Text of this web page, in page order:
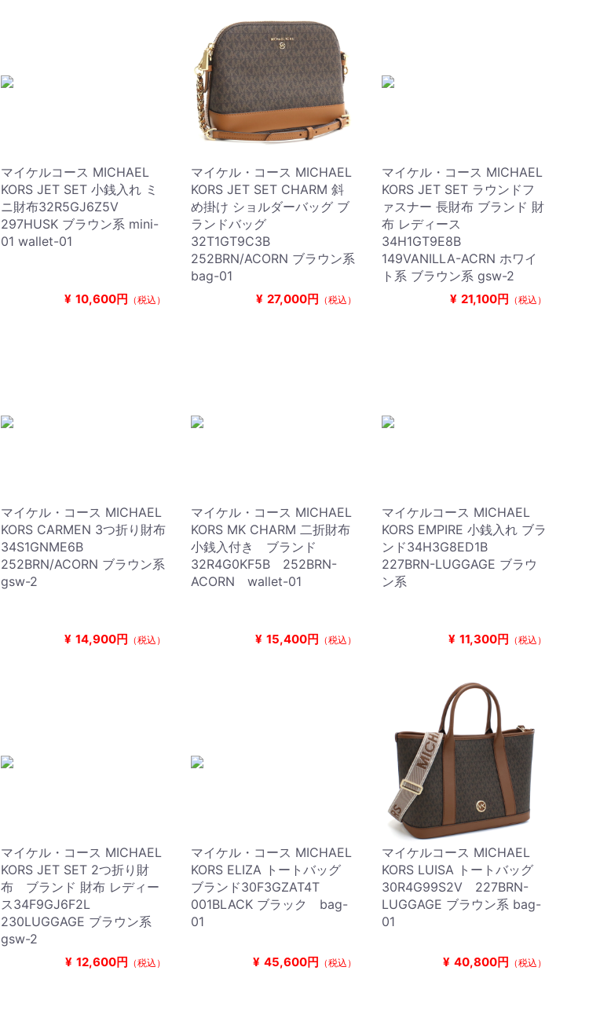
マイケルコース MICHAEL
KORS JET SET 小銭入れ ミ
ニ財布32R5GJ6Z5V
297HUSK ブラウン系 mini-
01 wallet-01
¥ 10,600円 （税込）
マイケル・コース MICHAEL
KORS JET SET CHARM 斜
め掛け ショルダーバッグ ブ
ランドバッグ
32T1GT9C3B
252BRN/ACORN ブラウン系
bag-01
¥ 27,000円 （税込）
マイケル・コース MICHAEL
KORS JET SET ラウンドフ
ァスナー 長財布 ブランド 財
布 レディース
34H1GT9E8B
149VANILLA-ACRN ホワイ
ト系 ブラウン系 gsw-2
¥ 21,100円 （税込）
マイケル・コース MICHAEL
KORS CARMEN 3つ折り財布
34S1GNME6B
252BRN/ACORN ブラウン系
gsw-2
¥ 14,900円 （税込）
マイケル・コース MICHAEL
KORS MK CHARM 二折財布
小銭入付き ブランド
32R4G0KF5B 252BRN-
ACORN wallet-01
¥ 15,400円 （税込）
マイケルコース MICHAEL
KORS EMPIRE 小銭入れ ブラ
ンド34H3G8ED1B
227BRN-LUGGAGE ブラウ
ン系
¥ 11,300円 （税込）
マイケル・コース MICHAEL
KORS JET SET 2つ折り財
布 ブランド 財布 レディー
ス34F9GJ6F2L
230LUGGAGE ブラウン系
gsw-2
¥ 12,600円 （税込）
マイケル・コース MICHAEL
KORS ELIZA トートバッグ
ブランド30F3GZAT4T
001BLACK ブラック bag-
01
¥ 45,600円 （税込）
マイケルコース MICHAEL
KORS LUISA トートバッグ
30R4G99S2V 227BRN-
LUGGAGE ブラウン系 bag-
01
¥ 40,800円 （税込）